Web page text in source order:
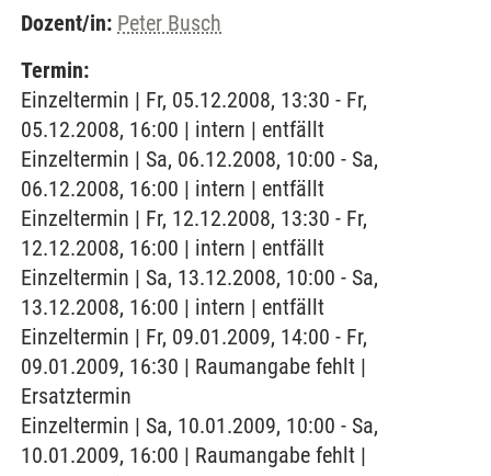
Dozent/in: Peter Busch
Termin:
Einzeltermin | Fr, 05.12.2008, 13:30 - Fr,
05.12.2008, 16:00 | intern | entfällt
Einzeltermin | Sa, 06.12.2008, 10:00 - Sa,
06.12.2008, 16:00 | intern | entfällt
Einzeltermin | Fr, 12.12.2008, 13:30 - Fr,
12.12.2008, 16:00 | intern | entfällt
Einzeltermin | Sa, 13.12.2008, 10:00 - Sa,
13.12.2008, 16:00 | intern | entfällt
Einzeltermin | Fr, 09.01.2009, 14:00 - Fr,
09.01.2009, 16:30 | Raumangabe fehlt |
Ersatztermin
Einzeltermin | Sa, 10.01.2009, 10:00 - Sa,
10.01.2009, 16:00 | Raumangabe fehlt |